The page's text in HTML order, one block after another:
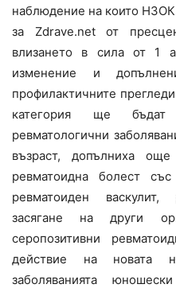
наблюдение на които
за Zdrave.net от
влизането в сила от 1
изменение и
профилактичните
категория ще
ревматологични
възраст, допълниха
ревматоидна болест
ревматоиден
засягане на други
серопозитивни
действие на новата
заболяванията